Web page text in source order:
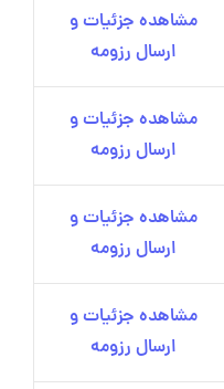
مشاهده جزئیات و
ارسال رزومه
مشاهده جزئیات و
ارسال رزومه
مشاهده جزئیات و
ارسال رزومه
مشاهده جزئیات و
ارسال رزومه